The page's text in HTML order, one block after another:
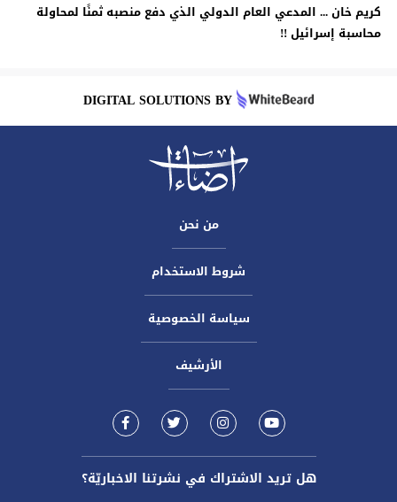
كريم خان ... المدعي العام الدولي الذي دفع منصبه ثمنًا لمحاولة
محاسبة إسرائيل !!
DIGITAL SOLUTIONS BY
من نحن
شروط الاستخدام
سياسة الخصوصية
الأرشيف
هل تريد الاشتراك في نشرتنا الاخباريّة؟